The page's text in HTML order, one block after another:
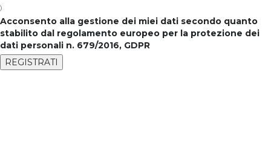
Acconsento alla gestione dei miei dati secondo quanto
stabilito dal regolamento europeo per la protezione dei
dati personali n. 679/2016, GDPR
REGISTRATI